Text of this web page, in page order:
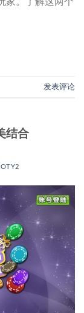
家。了解这两个
发表评论
结合